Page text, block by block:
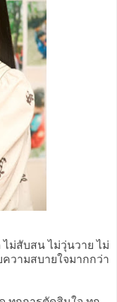
ม่สับสน ไม่วุ่นวาย ไม่
วามสบายใจมากกว่า